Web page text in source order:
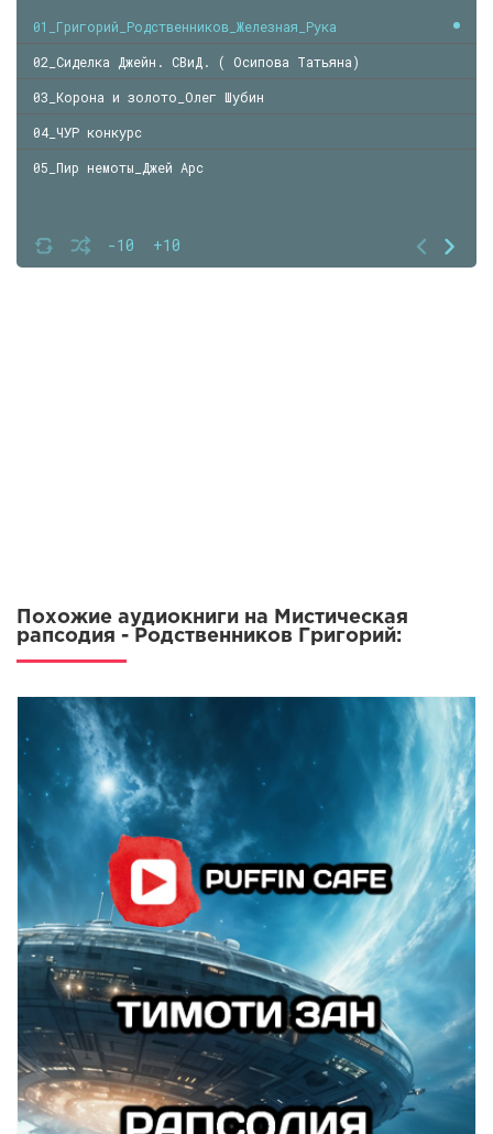
-10 +10
01_Григорий_Родственников_Железная_Рука
02_Сиделка Джейн. СВиД. ( Осипова Татьяна)
03_Корона и золото_Олег Шубин
04_ЧУР конкурс
05_Пир немоты_Джей Арс
Похожие аудиокниги на Мистическая
рапсодия - Родственников Григорий: